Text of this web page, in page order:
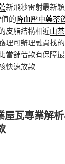
新飛秒雷射最新
的降血壓中藥茶
皮脂結構相近山
理可辦理融資找的
當舖借款有保障
快速放款
屋瓦專業解